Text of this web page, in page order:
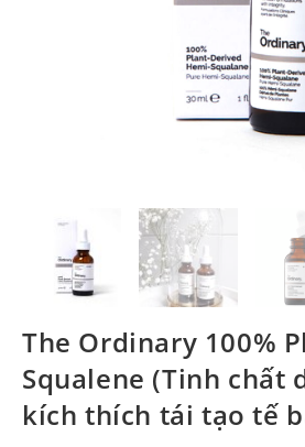
The Ordinary 100%
Squalene (Tinh chất
kích thích tái tạo tế